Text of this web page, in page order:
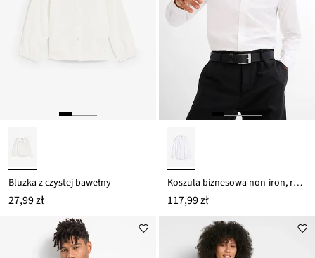
Bluzka z czystej bawełny
27,99 zł
Koszula biznesowa non-iron, regular fit
117,99 zł